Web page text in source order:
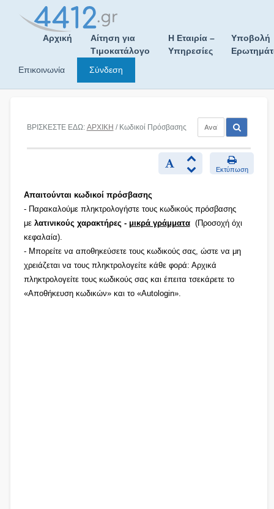
Αρχική
Αίτηση για
Τιμοκατάλογο
Η Εταιρία –
Υπηρεσίες
Υποβολή
Επικοινωνία
Σύνδεση
ΒΡΙΣΚΕΣΤΕ ΕΔΩ: ΑΡΧΙΚΗ / Κωδικοί Πρόσβασης
Εκτύπωση
Απαιτούνται κωδικοί πρόσβασης
- Παρακαλούμε πληκτρολογήστε τους κωδικούς πρόσβασης
με λατινικούς χαρακτήρες - μικρά γράμματα(Προσοχή όχι
κεφαλαία).
- Μπορείτε να αποθηκεύσετε τους κωδικούς σας, ώστε να μη
χρειάζεται να τους πληκτρολογείτε κάθε φορά: Αρχικά
πληκτρολογείτε τους κωδικούς σας και έπειτα τσεκάρετε το
«Αποθήκευση κωδικών» και το «Autologin».